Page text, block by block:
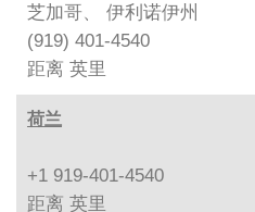
芝加哥、 伊利诺伊州
(919) 401-4540
距离 英里
荷兰
+1 919-401-4540
距离 英里